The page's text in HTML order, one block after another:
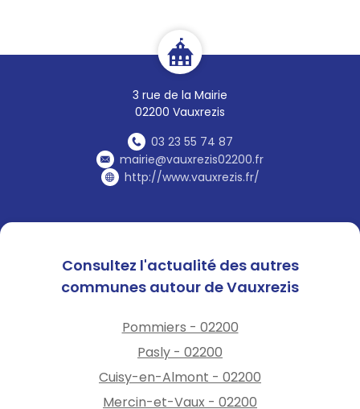
3 rue de la Mairie
02200 Vauxrezis
03 23 55 74 87
mairie@vauxrezis02200.fr
http://www.vauxrezis.fr/
Consultez l'actualité des autres
communes autour de Vauxrezis
Pommiers - 02200
Pasly - 02200
Cuisy-en-Almont - 02200
Mercin-et-Vaux - 02200